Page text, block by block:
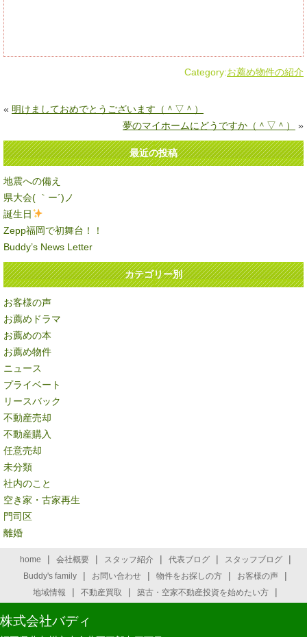
Category:お薦め物件の紹介
« 明けましておめでとうございます（＾▽＾）
夢のマイホームにどうですか（＾▽＾）
»
最近の投稿
地震への備え
県大会( ｀ー´)ノ
誕生日
Zepp福岡で初舞台！！
Buddy’s News Letter
カテゴリー別
お客様の声
お薦めドラマ
お薦めの本
お薦め物件
ニュース
プライベート
リースバック
不動産売却
不動産購入
任意売却
未分類
社内のこと
空き家・古家再生
門司区
離婚
home | 会社概要 | スタッフ紹介 | 代表ブログ | スタッフブログ |
Buddy's family | お問い合わせ | 物件をお探しの方 | お客様の声 |
地域情報 | 不動産買取 | 築古・空家不動産投資を始めたい方 |
株式会社バディ